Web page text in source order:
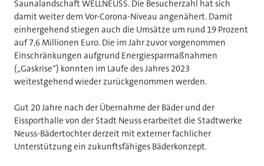
Saunalandschaft WELLNEUSS. Die Besucherzahl hat sich
damit weiter dem Vor-Corona-Niveau angenähert. Damit
einhergehend stiegen auch die Umsätze um rund 19 Prozent
auf 7,6 Millionen Euro. Die im Jahr zuvor vorgenommen
Einschränkungen aufgrund Energiesparmaßnahmen
(„Gaskrise“) konnten im Laufe des Jahres 2023
weitestgehend wieder zurückgenommen werden.
Gut 20 Jahre nach der Übernahme der Bäder und der
Eissporthalle von der Stadt Neuss erarbeitet die Stadtwerke
Neuss-Bädertochter derzeit mit externer fachlicher
Unterstützung ein zukunftsfähiges Bäderkonzept.